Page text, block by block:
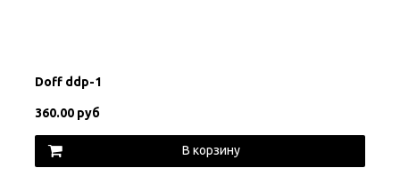
Doff ddp-1
360.00 руб
В корзину